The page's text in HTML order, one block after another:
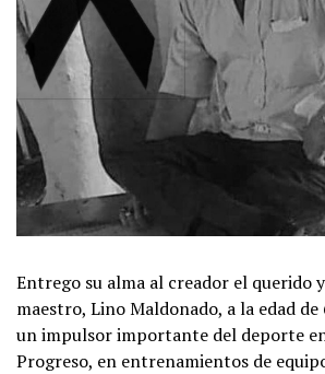
Entrego su alma al creador el querido
maestro, Lino Maldonado, a la edad
un impulsor importante del deporte
Progreso, en entrenamientos de